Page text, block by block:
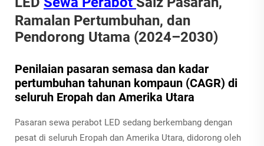
Ramalan Pertumbuhan, dan
Pendorong Utama (2024–2030)
Penilaian pasaran semasa dan kadar
pertumbuhan tahunan kompaun (CAGR) di
seluruh Eropah dan Amerika Utara
Pasaran sewa perabot LED sedang berkembang dengan
pesat di seluruh Eropah dan Amerika Utara, didorong oleh